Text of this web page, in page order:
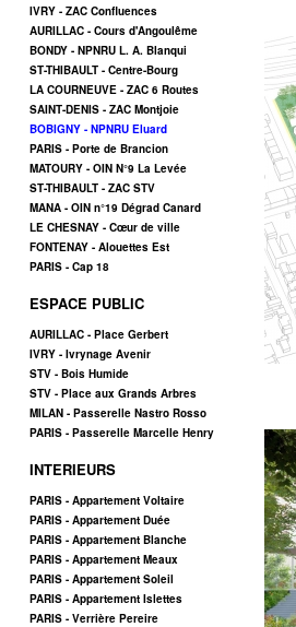
IVRY - ZAC Confluences
AURILLAC - Cours d'Angoulême
BONDY - NPNRU L. A. Blanqui
ST-THIBAULT - Centre-Bourg
LA COURNEUVE - ZAC 6 Routes
SAINT-DENIS - ZAC Montjoie
BOBIGNY - NPNRU Eluard
PARIS - Porte de Brancion
MATOURY - OIN N°9 La Levée
ST-THIBAULT - ZAC STV
MANA - OIN n°19 Dégrad Canard
LE CHESNAY - Cœur de ville
FONTENAY - Alouettes Est
PARIS - Cap 18
ESPACE PUBLIC
AURILLAC - Place Gerbert
IVRY - Ivrynage Avenir
STV - Bois Humide
STV - Place aux Grands Arbres
MILAN - Passerelle Nastro Rosso
PARIS - Passerelle Marcelle Henry
INTERIEURS
PARIS - Appartement Voltaire
PARIS - Appartement Duée
PARIS - Appartement Blanche
PARIS - Appartement Meaux
PARIS - Appartement Soleil
PARIS - Appartement Islettes
PARIS - Verrière Pereire